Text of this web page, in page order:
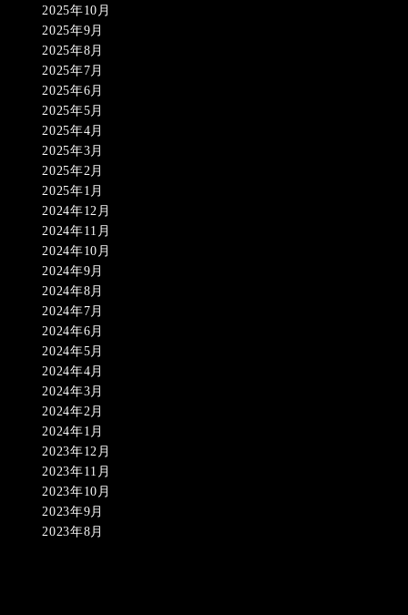
2025年10月
2025年9月
2025年8月
2025年7月
2025年6月
2025年5月
2025年4月
2025年3月
2025年2月
2025年1月
2024年12月
2024年11月
2024年10月
2024年9月
2024年8月
2024年7月
2024年6月
2024年5月
2024年4月
2024年3月
2024年2月
2024年1月
2023年12月
2023年11月
2023年10月
2023年9月
2023年8月